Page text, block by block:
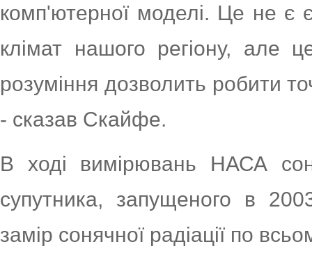
комп'ютерної моделі. Це не
клімат нашого регіону, але
розуміння дозволить робити
- сказав Скайфе.
В ході вимірювань НАСА
супутника, запущеного в
замір сонячної радіації по